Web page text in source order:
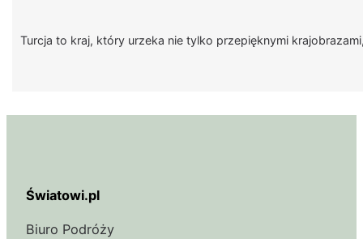
Turcja to kraj, który urzeka nie tylko przepięknymi
Światowi.pl
Biuro Podróży